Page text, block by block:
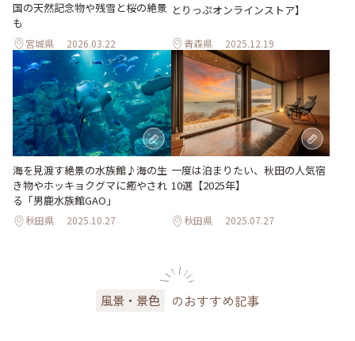
国の天然記念物や残雪と桜の絶景
も
宮城県 2026.03.22
とりっぷオンラインストア】
青森県 2025.12.19
海を見渡す絶景の水族館♪海の生
き物やホッキョクグマに癒やされ
る「男鹿水族館GAO」
秋田県 2025.10.27
一度は泊まりたい、秋田の人気宿
10選【2025年】
秋田県 2025.07.27
風景・景色 のおすすめ記事